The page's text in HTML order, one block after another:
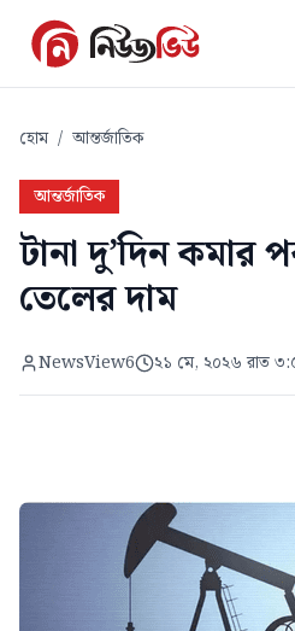
হোম / আন্তর্জাতিক
আন্তর্জাতিক
টানা দু’দিন কমার
তেলের দাম
NewsView6 ২১ মে, ২০২৬ রাত